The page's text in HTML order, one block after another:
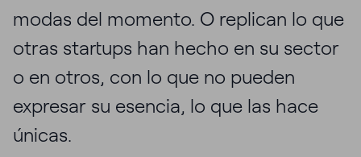
modas del momento. O replican lo que
otras startups han hecho en su sector
o en otros, con lo que no pueden
expresar su esencia, lo que las hace
únicas.